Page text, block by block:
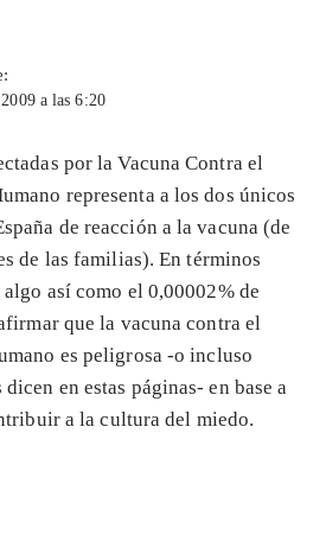
a las 6:20
por la Vacuna Contra el
representa a los dos únicos
de reacción a la vacuna (de
de las familias). En términos
así como el 0,00002% de
que la vacuna contra el
es peligrosa -o incluso
en estas páginas- en base a
a la cultura del miedo.